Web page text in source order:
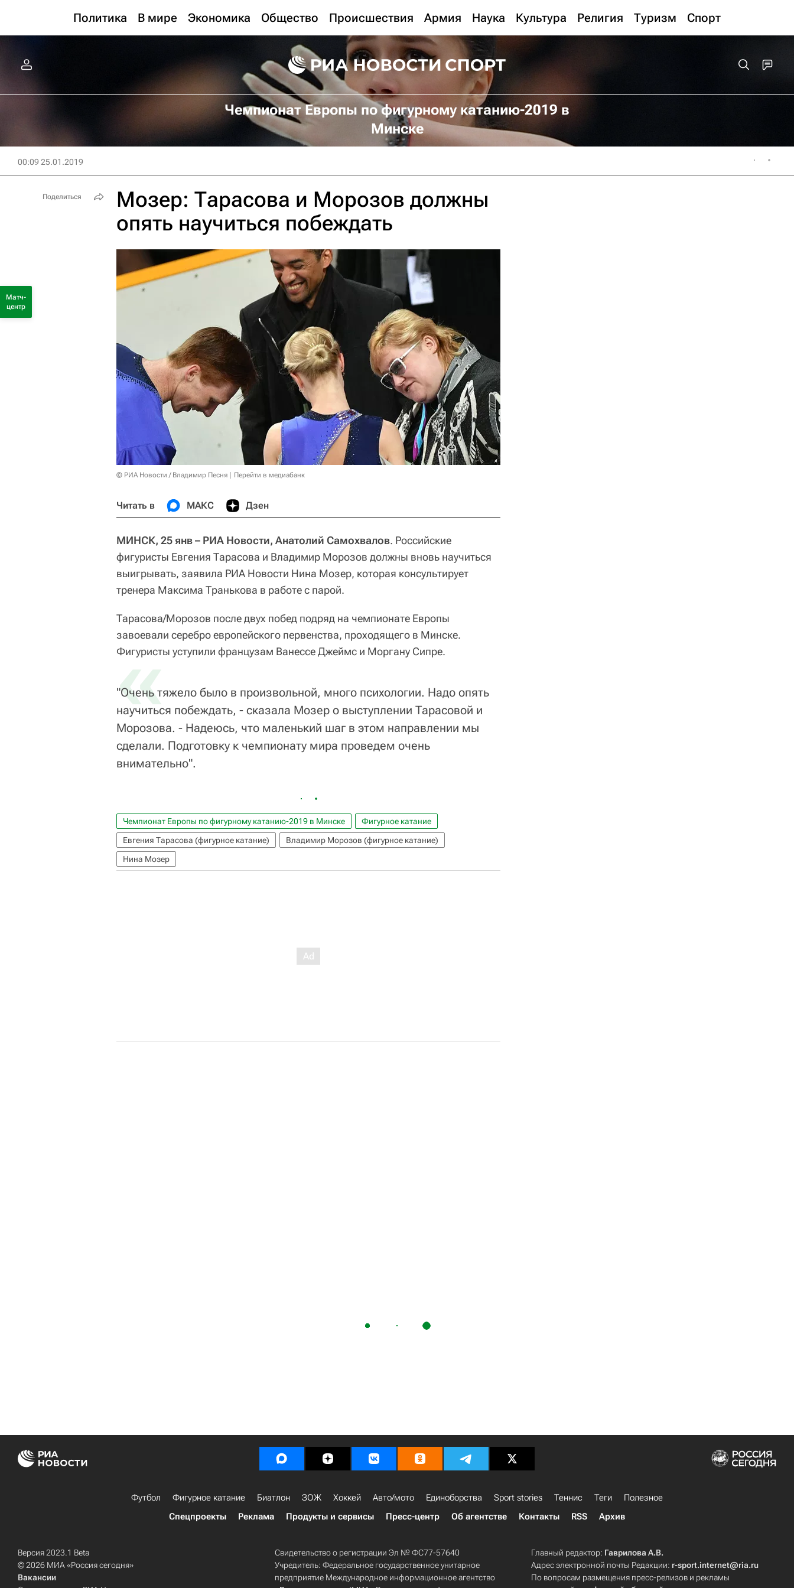
Политика В мире Экономика Общество Происшествия Армия Наука Культура Религия Туризм Спорт
Чемпионат Европы по фигурному катанию-2019 в
Минске
00:09 25.01.2019
Мозер: Тарасова и Морозов должны
опять научиться побеждать
© РИА Новости / Владимир Песня Перейти в медиабанк
Читать в МАКС Дзен
МИНСК, 25 янв – РИА Новости, Анатолий Самохвалов. Российские
фигуристы Евгения Тарасова и Владимир Морозов должны вновь научиться
выигрывать, заявила РИА Новости Нина Мозер, которая консультирует
тренера Максима Транькова в работе с парой.
Тарасова/Морозов после двух побед подряд на чемпионате Европы
завоевали серебро европейского первенства, проходящего в Минске.
Фигуристы уступили французам Ванессе Джеймс и Моргану Сипре.
«
"Очень тяжело было в произвольной, много психологии. Надо опять
научиться побеждать, - сказала Мозер о выступлении Тарасовой и
Морозова. - Надеюсь, что маленький шаг в этом направлении мы
сделали. Подготовку к чемпионату мира проведем очень
внимательно".
Чемпионат Европы по фигурному катанию-2019 в Минске
Фигурное катание
Евгения Тарасова (фигурное катание)
Владимир Морозов (фигурное катание)
Нина Мозер
Поделиться
Матч-
центр
Футбол Фигурное катание Биатлон ЗОЖ Хоккей Авто/мото Единоборства Sport stories Теннис Теги
Полезное
Спецпроекты
Реклама Продукты и сервисы Пресс-центр Об агентстве Контакты RSS Архив
Версия 2023.1 Beta
© 2026 МИА «Россия сегодня»
Вакансии
Свидетельство о регистрации Эл № ФС77-57640
Учредитель: Федеральное государственное унитарное
предприятие Международное информационное агентство
Главный редактор: Гаврилова А.В.
Адрес электронной почты Редакции: r-sport.internet@ria.ru
По вопросам размещения пресс-релизов и рекламы